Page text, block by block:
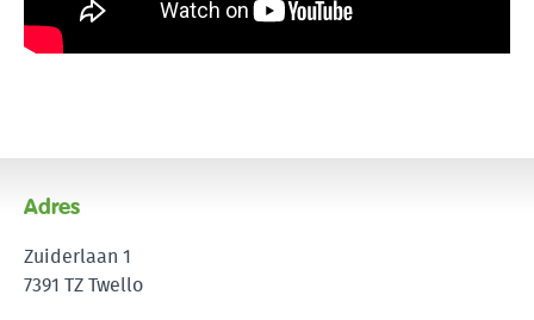
Adres
Zuiderlaan 1
7391 TZ Twello